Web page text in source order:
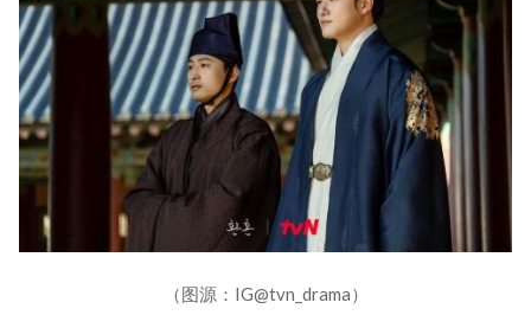
（图源：IG@tvn_drama）